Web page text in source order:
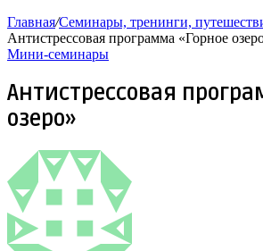
Главная/Семинары, тренинги,
Антистрессовая программа «Горное
Мини-семинары
Антистрессовая
озеро»